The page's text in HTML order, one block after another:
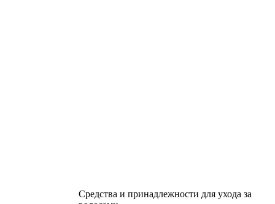
Средства и принадлежности для ухода за